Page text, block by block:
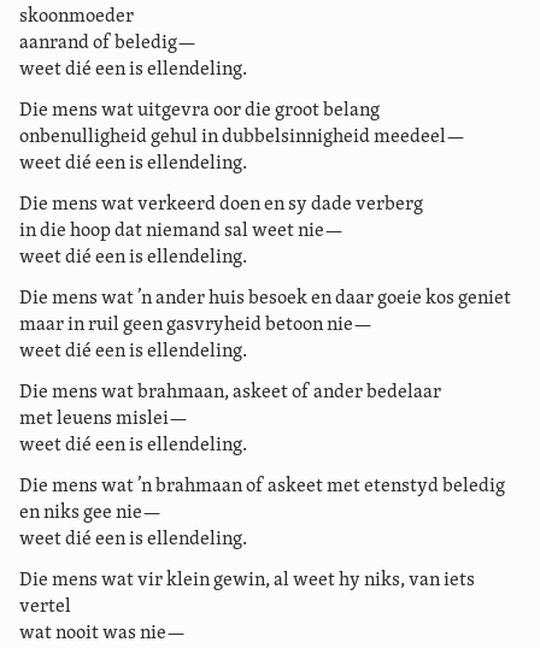
skoonmoeder
aanrand of beledig—
weet dié een is ellendeling.
Die mens wat uitgevra oor die groot belang
onbenulligheid gehul in dubbelsinnigheid meedeel—
weet dié een is ellendeling.
Die mens wat verkeerd doen en sy dade verberg
in die hoop dat niemand sal weet nie—
weet dié een is ellendeling.
Die mens wat ’n ander huis besoek en daar goeie kos geniet
maar in ruil geen gasvryheid betoon nie—
weet dié een is ellendeling.
Die mens wat brahmaan, askeet of ander bedelaar
met leuens mislei—
weet dié een is ellendeling.
Die mens wat ’n brahmaan of askeet met etenstyd beledig
en niks gee nie—
weet dié een is ellendeling.
Die mens wat vir klein gewin, al weet hy niks, van iets
vertel
wat nooit was nie—